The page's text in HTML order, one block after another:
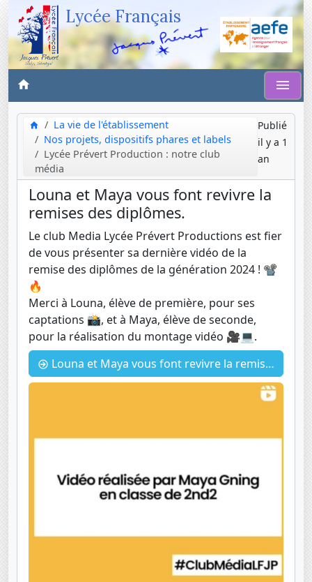
Lycée Français
La vie de l'établissement
Nos projets, dispositifs phares et labels
Lycée Prévert Production : notre club
média
Publié
il y a 1
an
Louna et Maya vous font revivre la
remises des diplômes.
Le club Media Lycée Prévert Productions est fier
de vous présenter sa dernière vidéo de la
remise des diplômes de la génération 2024 ! 📽️
🔥
Merci à Louna, élève de première, pour ses
captations 📸, et à Maya, élève de seconde,
pour la réalisation du montage vidéo 🎥💻.
Louna et Maya vous font revivre la remises des diplômes.